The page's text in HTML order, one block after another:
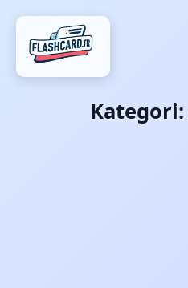
Kategori: